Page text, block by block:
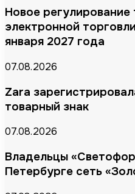
Новое регулирование
электронной
января 2027 года
07.08.2026
Zara
товарный знак
07.08.2026
Владельцы
Петербурге сеть